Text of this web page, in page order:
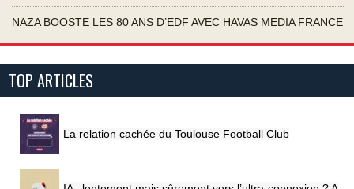
NAZA BOOSTE LES 80 ANS D’EDF AVEC HAVAS MEDIA FRANCE
TOP ARTICLES
La relation cachée du Toulouse Football Club